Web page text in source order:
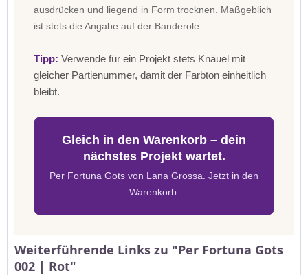
ausdrücken und liegend in Form trocknen. Maßgeblich
ist stets die Angabe auf der Banderole.
Tipp: Verwende für ein Projekt stets Knäuel mit
gleicher Partienummer, damit der Farbton einheitlich
bleibt.
Gleich in den Warenkorb – dein
nächstes Projekt wartet.
Per Fortuna Gots von Lana Grossa. Jetzt in den
Warenkorb.
Weiterführende Links zu "Per Fortuna Gots
002 | Rot"